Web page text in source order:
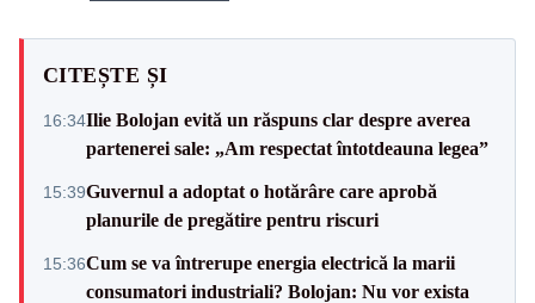
CITEȘTE ȘI
16:34Ilie Bolojan evită un răspuns clar despre averea
partenerei sale: „Am respectat întotdeauna legea”
15:39Guvernul a adoptat o hotărâre care aprobă
planurile de pregătire pentru riscuri
15:36Cum se va întrerupe energia electrică la marii
consumatori industriali? Bolojan: Nu vor exista